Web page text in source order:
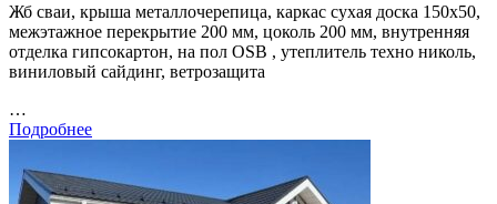
Жб сваи, крыша металлочерепица, каркас сухая доска 150х50,
межэтажное перекрытие 200 мм, цоколь 200 мм, внутренняя
отделка гипсокартон, на пол OSB , утеплитель техно николь,
виниловый сайдинг, ветрозащита
…
Подробнее